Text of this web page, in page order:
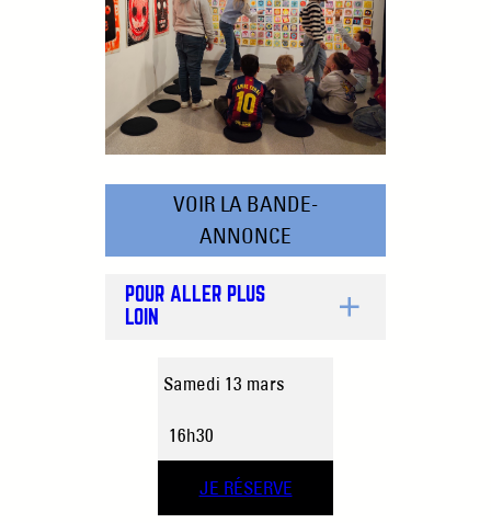
VOIR LA BANDE-
ANNONCE
POUR ALLER PLUS
LOIN
Samedi 13 mars
16h30
JE RÉSERVE